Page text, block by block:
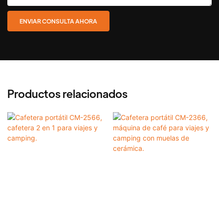
ENVIAR CONSULTA AHORA
Productos relacionados